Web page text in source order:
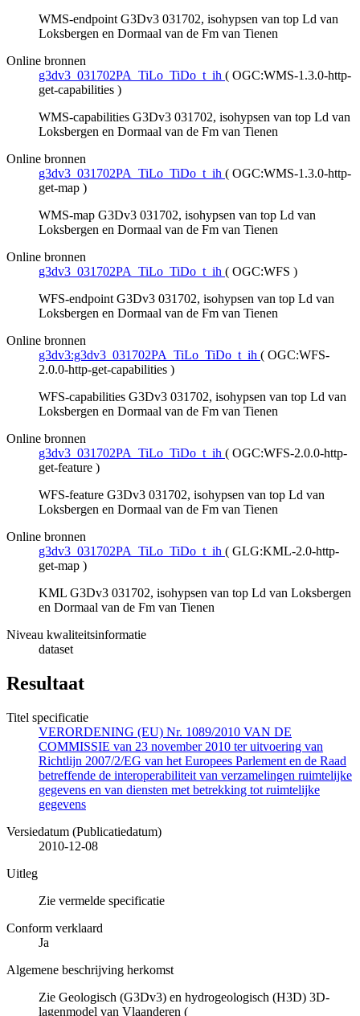
WMS-endpoint G3Dv3 031702, isohypsen van top Ld van
Loksbergen en Dormaal van de Fm van Tienen
Online bronnen
g3dv3_031702PA_TiLo_TiDo_t_ih ( OGC:WMS-1.3.0-http-
get-capabilities )
WMS-capabilities G3Dv3 031702, isohypsen van top Ld van
Loksbergen en Dormaal van de Fm van Tienen
Online bronnen
g3dv3_031702PA_TiLo_TiDo_t_ih ( OGC:WMS-1.3.0-http-
get-map )
WMS-map G3Dv3 031702, isohypsen van top Ld van
Loksbergen en Dormaal van de Fm van Tienen
Online bronnen
g3dv3_031702PA_TiLo_TiDo_t_ih ( OGC:WFS )
WFS-endpoint G3Dv3 031702, isohypsen van top Ld van
Loksbergen en Dormaal van de Fm van Tienen
Online bronnen
g3dv3:g3dv3_031702PA_TiLo_TiDo_t_ih ( OGC:WFS-
2.0.0-http-get-capabilities )
WFS-capabilities G3Dv3 031702, isohypsen van top Ld van
Loksbergen en Dormaal van de Fm van Tienen
Online bronnen
g3dv3_031702PA_TiLo_TiDo_t_ih ( OGC:WFS-2.0.0-http-
get-feature )
WFS-feature G3Dv3 031702, isohypsen van top Ld van
Loksbergen en Dormaal van de Fm van Tienen
Online bronnen
g3dv3_031702PA_TiLo_TiDo_t_ih ( GLG:KML-2.0-http-
get-map )
KML G3Dv3 031702, isohypsen van top Ld van Loksbergen
en Dormaal van de Fm van Tienen
Niveau kwaliteitsinformatie
dataset
Resultaat
Titel specificatie
VERORDENING (EU) Nr. 1089/2010 VAN DE
COMMISSIE van 23 november 2010 ter uitvoering van
Richtlijn 2007/2/EG van het Europees Parlement en de Raad
betreffende de interoperabiliteit van verzamelingen ruimtelijke
gegevens en van diensten met betrekking tot ruimtelijke
gegevens
Versiedatum (Publicatiedatum)
2010-12-08
Uitleg
Zie vermelde specificatie
Conform verklaard
Ja
Algemene beschrijving herkomst
Zie Geologisch (G3Dv3) en hydrogeologisch (H3D) 3D-
lagenmodel van Vlaanderen (